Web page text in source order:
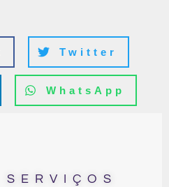
Twitter
WhatsApp